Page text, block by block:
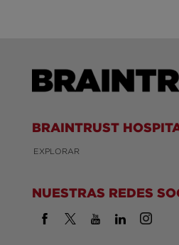
BRAINTRUST
EXPLORAR
NUESTRAS REDES